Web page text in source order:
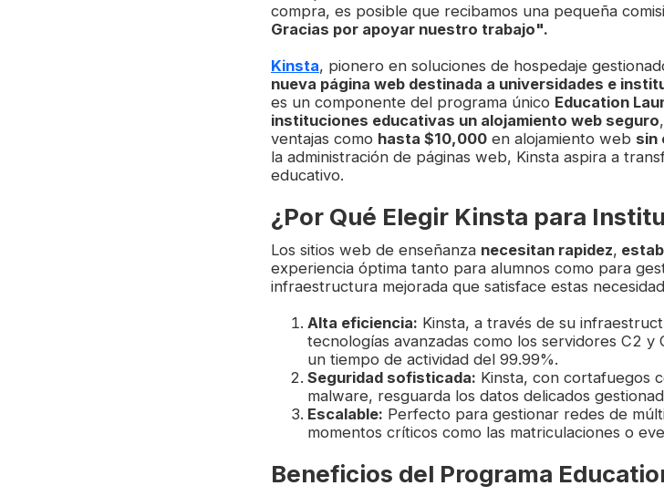
compra, es posible que recibamos una pequeña
Gracias por apoyar nuestro trabajo".
Kinsta, pionero en soluciones de hospedaje
nueva página web destinada a universidades e
es un componente del programa único Education
instituciones educativas un alojamiento web seguro,
ventajas como hasta $10,000 en alojamiento web sin
la administración de páginas web, Kinsta aspira a
educativo.
¿Por Qué Elegir Kinsta para
Los sitios web de enseñanza necesitan rapidez,
experiencia óptima tanto para alumnos como para
infraestructura mejorada que satisface estas
Alta eficiencia: Kinsta, a través de su
tecnologías avanzadas como los servidores C2
un tiempo de actividad del 99.99%.
Seguridad sofisticada: Kinsta, con cortafuegos
malware, resguarda los datos delicados
Escalable: Perfecto para gestionar redes de
momentos críticos como las matriculaciones o
Beneficios del Programa